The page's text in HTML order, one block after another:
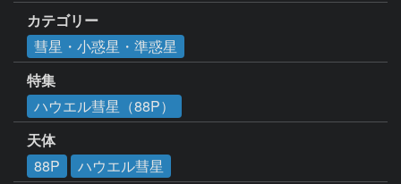
カテゴリー
彗星・小惑星・準惑星
特集
ハウエル彗星（88P）
天体
88P
ハウエル彗星